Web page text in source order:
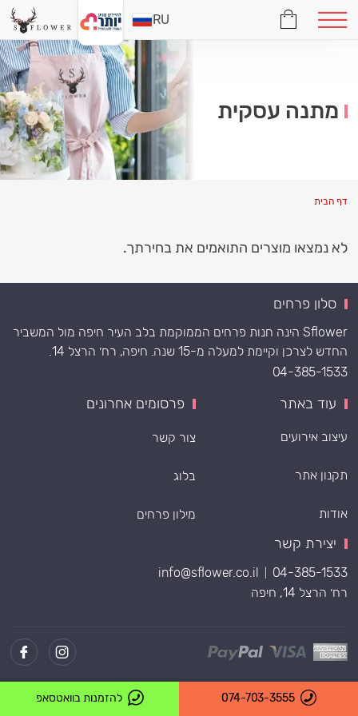
מתנה עסקית
דף הבית
לא נמצאו מוצרים התואמים את בחירתך.
סלון פרחים
Sflower הינה חנות פרחים הממוקמת בלב העיר חיפה מול המשביר
החדש לצרכן וקיימת למעלה מ-15 שנה. חיפה, רח׳ הרצל 14.
04-385-1533
עוד באתר
עיצוב אירועים
תקנון אתר
אודות
פרסומים אחרונים
צור קשר
בלוג
מילון פרחים
יצירת קשר
04-385-1533
info@sflower.co.il
רח׳ הרצל 14, חיפה
RU
Powered by
074-703-3555 להזמנות בוואטסאפ